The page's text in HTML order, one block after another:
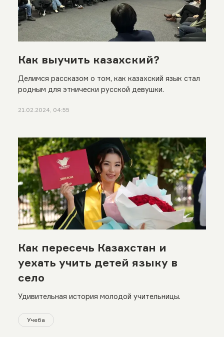
Как выучить казахский?
Делимся рассказом о том, как казахский язык стал
родным для этнически русской девушки.
21.02.2024, 04:55
Как пересечь Казахстан и
уехать учить детей языку в
село
Удивительная история молодой учительницы.
Учеба